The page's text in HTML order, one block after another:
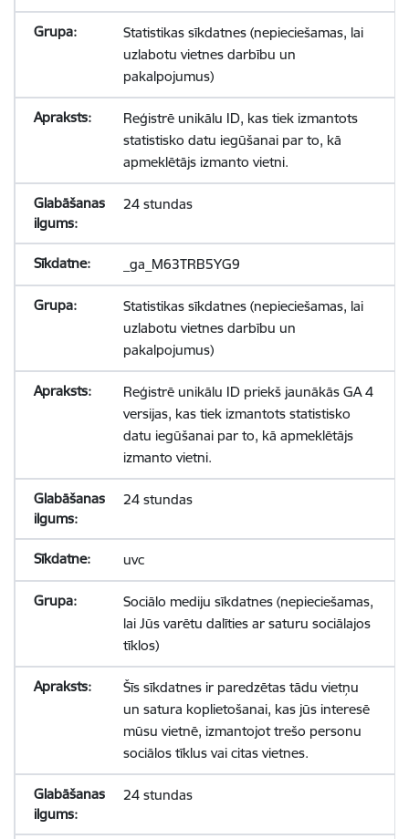
Statistikas sīkdatnes (nepieciešamas, lai
uzlabotu vietnes darbību un
pakalpojumus)
Reģistrē unikālu ID, kas tiek izmantots
statistisko datu iegūšanai par to, kā
apmeklētājs izmanto vietni.
24 stundas
_ga_M63TRB5YG9
Statistikas sīkdatnes (nepieciešamas, lai
uzlabotu vietnes darbību un
pakalpojumus)
Reģistrē unikālu ID priekš jaunākās GA 4
versijas, kas tiek izmantots statistisko
datu iegūšanai par to, kā apmeklētājs
izmanto vietni.
24 stundas
uvc
Sociālo mediju sīkdatnes (nepieciešamas,
lai Jūs varētu dalīties ar saturu sociālajos
tīklos)
Šīs sīkdatnes ir paredzētas tādu vietņu
un satura koplietošanai, kas jūs interesē
mūsu vietnē, izmantojot trešo personu
sociālos tīklus vai citas vietnes.
24 stundas